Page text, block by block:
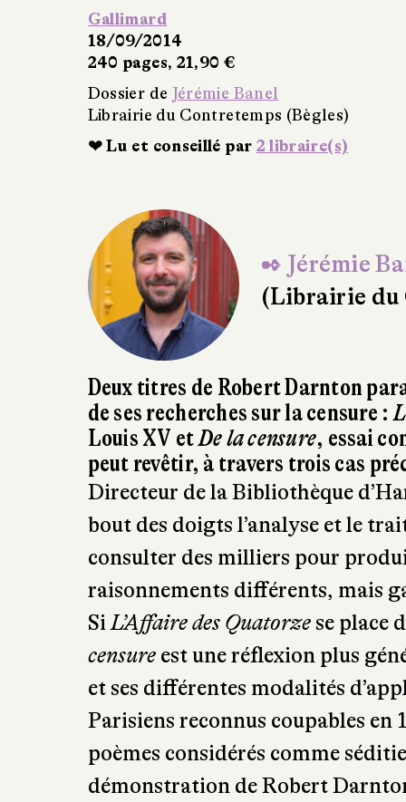
Gallimard
18/09/2014
416 pages, 24,50 €
Dossier deJérémie Banel
Librairie du Contretemps (Bègles)
❤ Lu et conseillé par4 libraire(s)
✒ Jérémie
(Librairie du
Deux titres de Robert Darnton
de ses recherches sur la censure :
Louis XV etDe la censure, essai
peut revêtir, à travers trois cas
Directeur de la Bibliothèque
bout des doigts l’analyse et le
consulter des milliers pour
raisonnements différents, mais
SiL’Affaire des Quatorzese place
censureest une réflexion plus
et ses différentes modalités
Parisiens reconnus coupables en
poèmes considérés comme
démonstration de Robert